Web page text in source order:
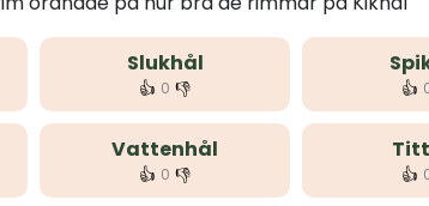
Slukhål
👍 0 👎 👍
Vattenhål
👍 0 👎 👍